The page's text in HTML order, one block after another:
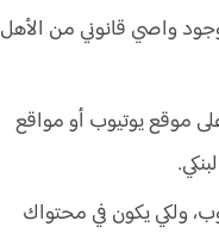
أو وجود واصي قانوني من الأهل
موقع يوتيوب أو مواقع
ولكي يكون في محتواك